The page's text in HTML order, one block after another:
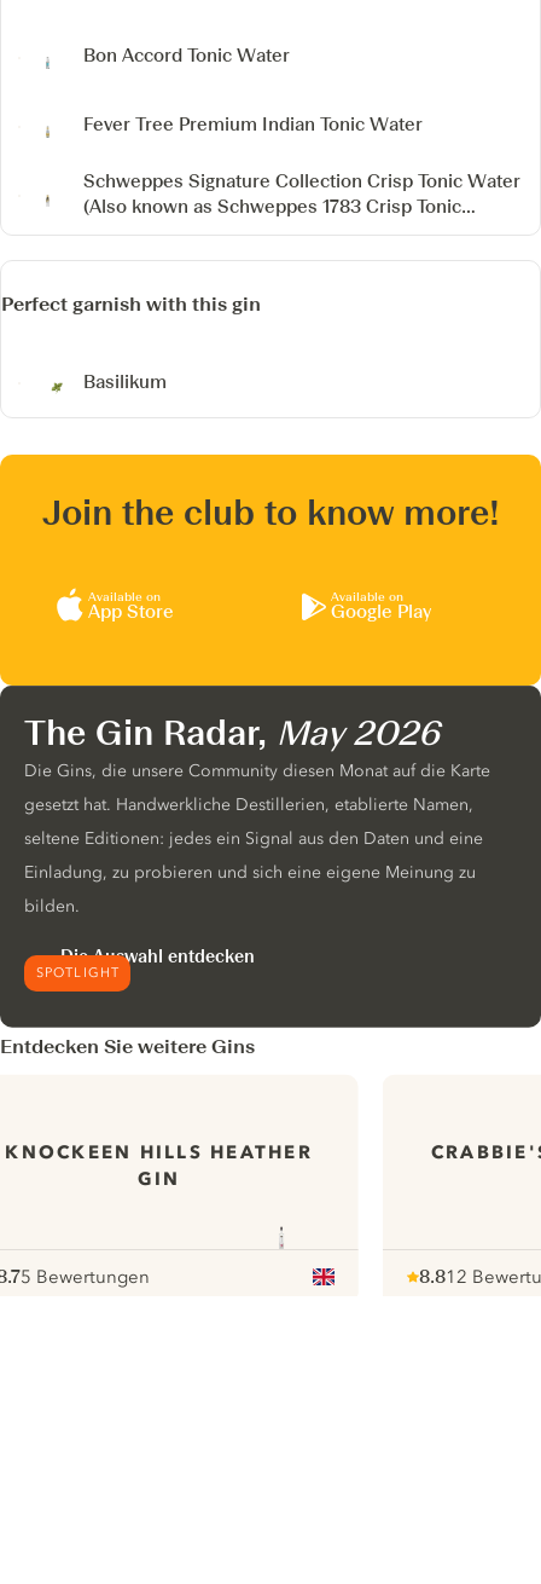
Bon Accord Tonic Water
Fever Tree Premium Indian Tonic Water
Schweppes Signature Collection Crisp Tonic Water
(Also known as Schweppes 1783 Crisp Tonic
Water)
Perfect garnish with this gin
Basilikum
Join the club to know more!
Available on
App Store
Available on
Google Play
SPOTLIGHT
The Gin Radar, May 2026
Die Gins, die unsere Community diesen Monat auf die Karte
gesetzt hat. Handwerkliche Destillerien, etablierte Namen,
seltene Editionen: jedes ein Signal aus den Daten und eine
Einladung, zu probieren und sich eine eigene Meinung zu
bilden.
Die Auswahl entdecken
Entdecken Sie weitere Gins
KNOCKEEN HILLS HEATHER
GIN
5 Bewertungen
8.812